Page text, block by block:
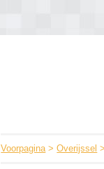
Voorpagina>Overijssel